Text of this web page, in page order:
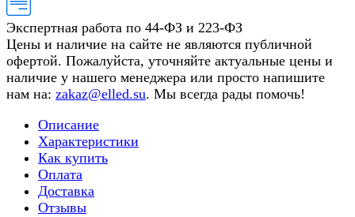
Экспертная работа по 44-ФЗ и 223-ФЗ
Цены и наличие на сайте не являются публичной
офертой. Пожалуйста, уточняйте актуальные цены и
наличие у нашего менеджера или просто напишите
нам на: zakaz@elled.su. Мы всегда рады помочь!
Описание
Характеристики
Как купить
Оплата
Доставка
Отзывы